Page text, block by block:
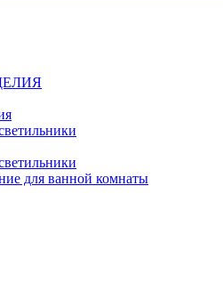
для ванной комнаты